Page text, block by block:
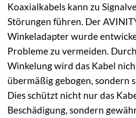
Koaxialkabels kann zu
Störungen führen. Der
Winkeladapter wurde
Probleme zu vermeiden.
Winkelung wird das Kabel
übermäßig gebogen, sondern
Dies schützt nicht nur das
Beschädigung, sondern